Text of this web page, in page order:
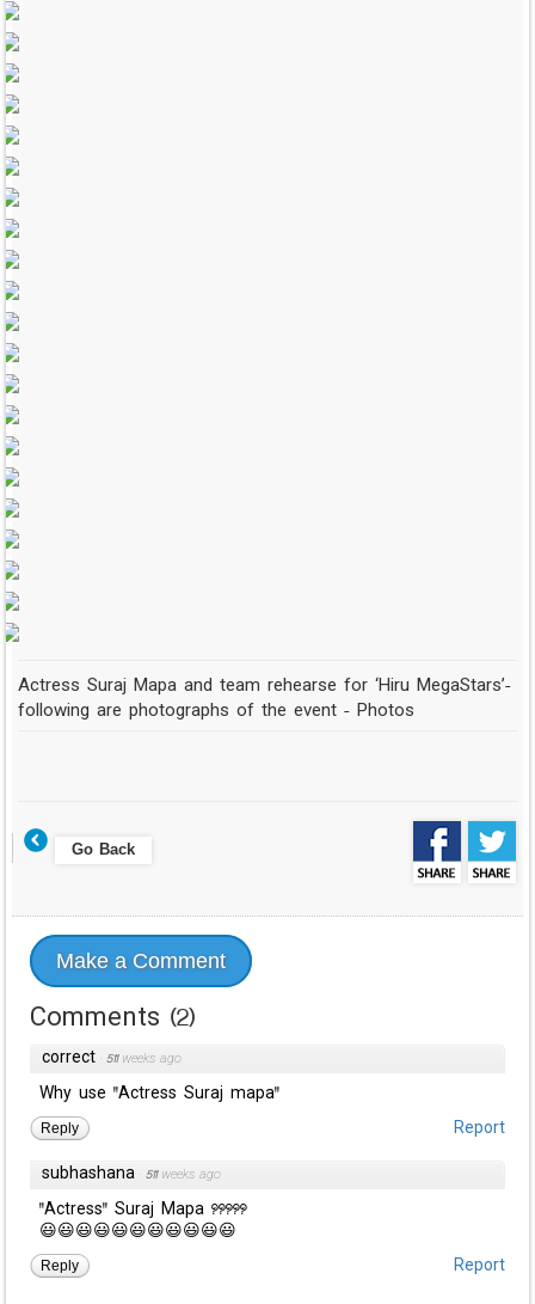
Actress Suraj Mapa and team rehearse for ‘Hiru MegaStars’-
following are photographs of the event - Photos
Go Back
Make a Comment
Comments (2)
correct · 511 weeks ago
Why use "Actress Suraj mapa"
Report
Reply
subhashana · 511 weeks ago
"Actress" Suraj Mapa ?????
😃😃😃😃😃😃😃😃😃😃😃
Report
Reply